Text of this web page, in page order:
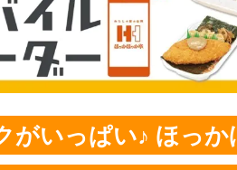
がいっぱい♪ ほっか